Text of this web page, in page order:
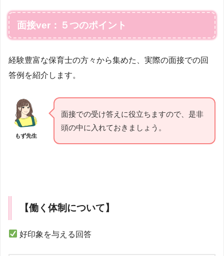
面接ver：５つのポイント
経験豊富な保育士の方々から集めた、実際の面接での回
答例を紹介します。
もず先生
面接での受け答えに役立ちますので、是非
頭の中に入れておきましょう。
【働く体制について】
好印象を与える回答